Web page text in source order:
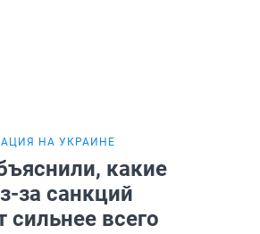
НА УКРАИНЕ
какие
за санкций
всего